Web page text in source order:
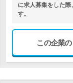
に求人募集をした
す。
この企業